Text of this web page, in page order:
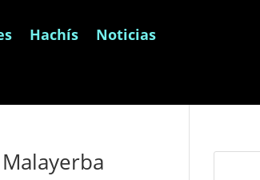
Hachís Noticias